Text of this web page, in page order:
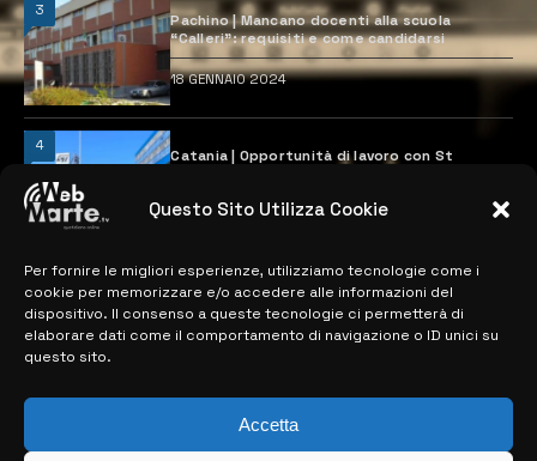
Questo Sito Utilizza Cookie
Per fornire le migliori esperienze, utilizziamo tecnologie come i
cookie per memorizzare e/o accedere alle informazioni del
dispositivo. Il consenso a queste tecnologie ci permetterà di
elaborare dati come il comportamento di navigazione o ID unici su
questo sito.
Accetta
3
Pachino | Mancano docenti alla scuola
“Calleri”: requisiti e come candidarsi
18 GENNAIO 2024
4
Catania | Opportunità di lavoro con St
28 MARZO 2024
MAPPA DEL SITO
> NOTIZIE